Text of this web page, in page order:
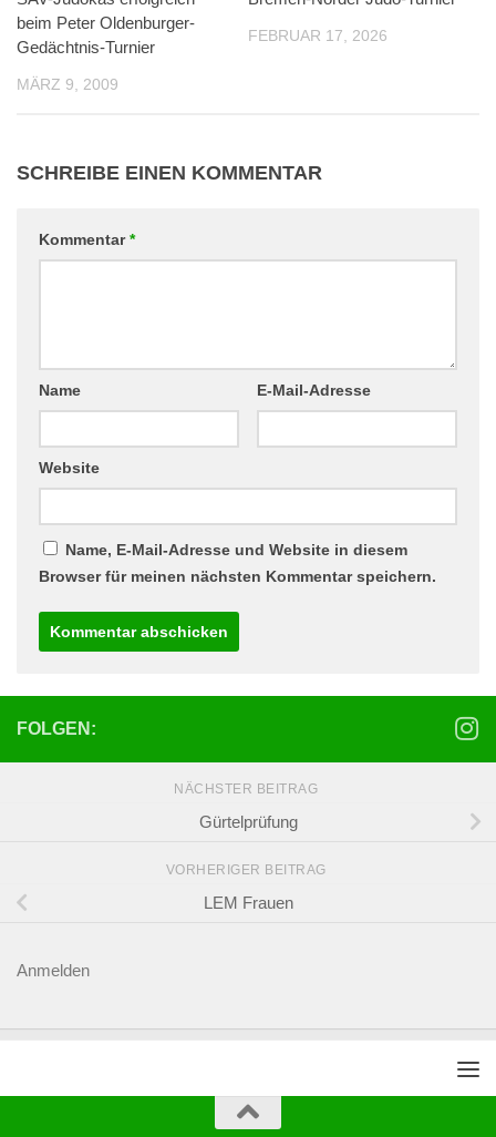
beim Peter Oldenburger-
Gedächtnis-Turnier
MÄRZ 9, 2009
FEBRUAR 17, 2026
SCHREIBE EINEN KOMMENTAR
Kommentar*
Name E-Mail-Adresse
Website
Name, E-Mail-Adresse und Website in diesem
Browser für meinen nächsten Kommentar speichern.
FOLGEN:
NÄCHSTER BEITRAG
Gürtelprüfung
VORHERIGER BEITRAG
LEM Frauen
Anmelden